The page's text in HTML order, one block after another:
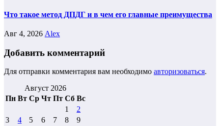
Что такое метод ДПДГ и в чем его главные преимущества
Авг 4, 2026 Alex
Добавить комментарий
Для отправки комментария вам необходимо авторизоваться.
Август 2026
Пн Вт Ср Чт Пт Сб Вс
1
2
3
4 5 6 7 8
9